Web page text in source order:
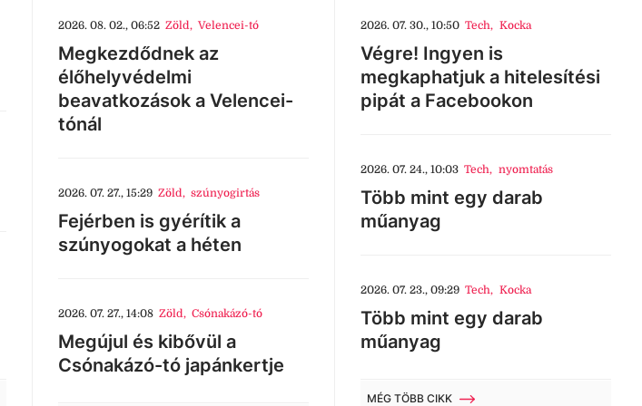
2026. 08. 02., 06:52 Zöld, Velencei-tó
Megkezdődnek az
élőhelyvédelmi
beavatkozások a Velencei-
tónál
2026. 07. 27., 15:29 Zöld, szúnyogirtás
Fejérben is gyérítik a
szúnyogokat a héten
2026. 07. 27., 14:08 Zöld, Csónakázó-tó
Megújul és kibővül a
Csónakázó-tó japánkertje
2026. 07. 30., 10:50 Tech, Kocka
Végre! Ingyen is
megkaphatjuk a hitelesítési
pipát a Facebookon
2026. 07. 24., 10:03 Tech, nyomtatás
Több mint egy darab
műanyag
2026. 07. 23., 09:29 Tech, Kocka
Több mint egy darab
műanyag
MÉG TÖBB CIKK